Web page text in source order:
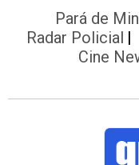
Pará de
Radar Policial
Cine